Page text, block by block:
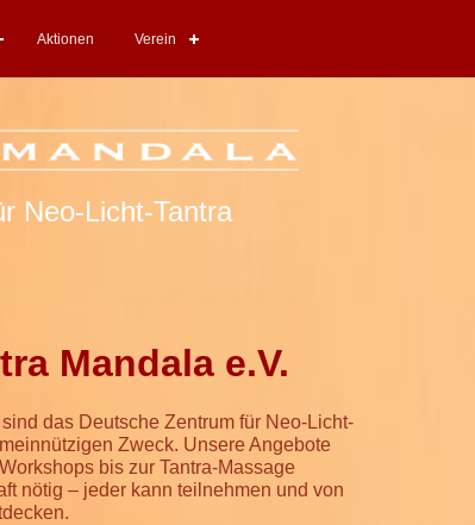
Aktionen Verein
Neo-Licht-Tantra
Mandala e.V.
das Deutsche Zentrum für Neo-Licht-
Zweck. Unsere Angebote
bis zur Tantra-Massage
nötig – jeder kann teilnehmen und von